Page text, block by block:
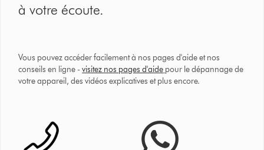
à votre écoute.
Vous pouvez accéder facilement à nos pages d'aide et nos
conseils en ligne -visitez nos pages d'aide pour le dépannage de
votre appareil, des vidéos explicatives et plus encore.